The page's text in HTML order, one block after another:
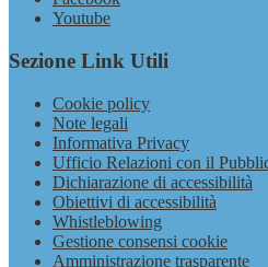
Youtube
Sezione Link Utili
Cookie policy
Note legali
Informativa Privacy
Ufficio Relazioni con il
Dichiarazione di accessibilità
Obiettivi di accessibilità
Whistleblowing
Gestione consensi cookie
Amministrazione trasparente